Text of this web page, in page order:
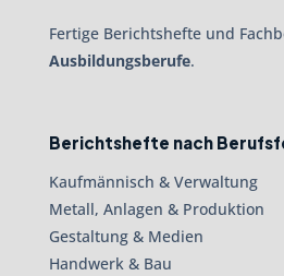
Fertige Berichtshefte und
Ausbildungsberufe.
Berichtshefte nach
Kaufmännisch & Verwaltung
Metall, Anlagen & Produktion
Gestaltung & Medien
Handwerk & Bau